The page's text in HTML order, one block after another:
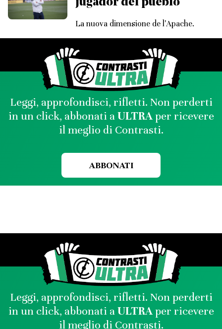
jugador del pueblo
La nuova dimensione de l'Apache.
Leggi, approfondisci, rifletti. Non perderti
in un click, abbonati aULTRAper ricevere
il meglio di Contrasti.
ABBONATI
Leggi, approfondisci, rifletti. Non perderti
in un click, abbonati aULTRAper ricevere
il meglio di Contrasti.